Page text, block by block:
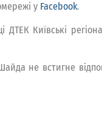
у Facebook.
Київські
не встигне